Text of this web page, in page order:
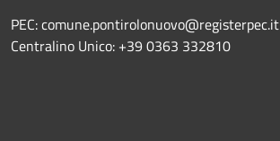
PEC: comune.pontirolonuovo@registerpec.it
Centralino Unico: +39 0363 332810